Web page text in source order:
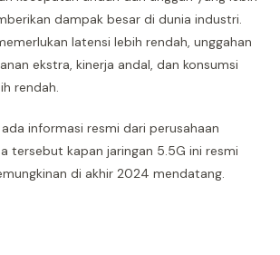
dampak besar di dunia industri.
latensi lebih rendah, unggahan
ekstra, kinerja andal, dan konsumsi
rendah.
informasi resmi dari perusahaan
tersebut kapan jaringan 5.5G ini resmi
di akhir 2024 mendatang.